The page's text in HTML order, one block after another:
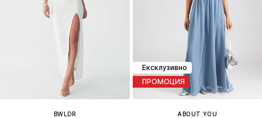
BWLDR
Ексклузивно
ПРОМОЦИЯ
ABOUT YOU